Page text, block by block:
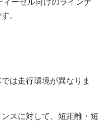
。
は走行環境が異なりま
スに対して、短距離・短